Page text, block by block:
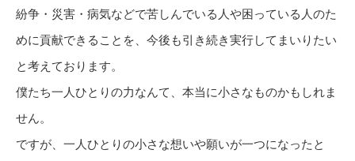
紛争・災害・病気などで苦しんでいる人や困っている人のた
めに貢献できることを、今後も引き続き実行してまいりたい
と考えております。
僕たち一人ひとりの力なんて、本当に小さなものかもしれま
せん。
ですが、一人ひとりの小さな想いや願いが一つになったと